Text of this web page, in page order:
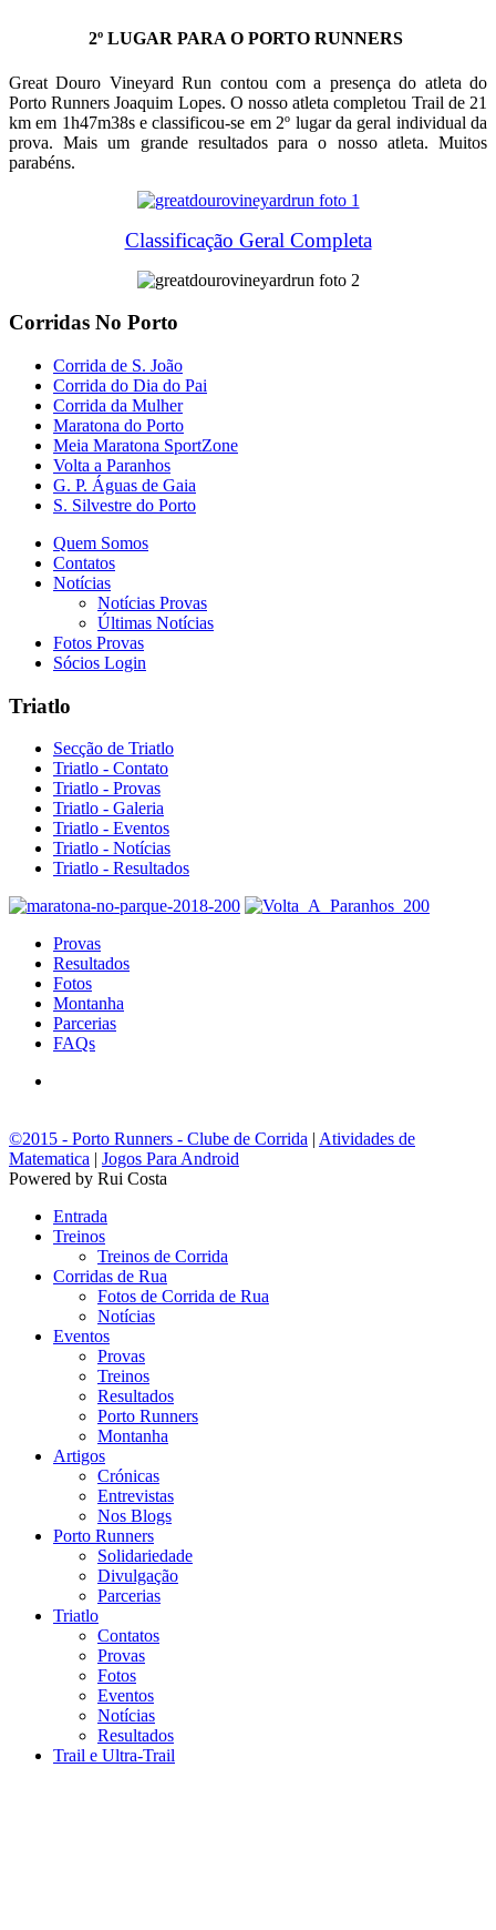
2º LUGAR PARA O PORTO RUNNERS
Great Douro Vineyard Run contou com a presença do atleta do
Porto Runners Joaquim Lopes. O nosso atleta completou Trail de 21
km em 1h47m38s e classificou-se em 2º lugar da geral individual da
prova. Mais um grande resultados para o nosso atleta. Muitos
parabéns.
Classificação Geral Completa
Corridas No Porto
Corrida de S. João
Corrida do Dia do Pai
Corrida da Mulher
Maratona do Porto
Meia Maratona SportZone
Volta a Paranhos
G. P. Águas de Gaia
S. Silvestre do Porto
Quem Somos
Contatos
Notícias
Notícias Provas
Últimas Notícias
Fotos Provas
Sócios Login
Triatlo
Secção de Triatlo
Triatlo - Contato
Triatlo - Provas
Triatlo - Galeria
Triatlo - Eventos
Triatlo - Notícias
Triatlo - Resultados
Provas
Resultados
Fotos
Montanha
Parcerias
FAQs
©2015 - Porto Runners - Clube de Corrida Atividades de
Matematica
Jogos Para Android
Powered by Rui Costa
Entrada
Treinos
Treinos de Corrida
Corridas de Rua
Fotos de Corrida de Rua
Notícias
Eventos
Provas
Treinos
Resultados
Porto Runners
Montanha
Artigos
Crónicas
Entrevistas
Nos Blogs
Porto Runners
Solidariedade
Divulgação
Parcerias
Triatlo
Contatos
Provas
Fotos
Eventos
Notícias
Resultados
Trail e Ultra-Trail